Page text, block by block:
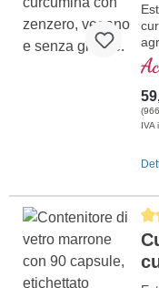
IVA